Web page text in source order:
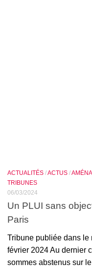
ACTUALITÉS /ACTUS /
TRIBUNES
06/03/2024
Un PLUI sans
Paris
Tribune publiée dans le
février 2024 Au dernier
sommes abstenus sur